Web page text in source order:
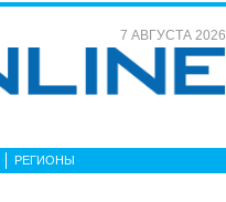
7 АВГУСТА 2026
РЕГИОНЫ